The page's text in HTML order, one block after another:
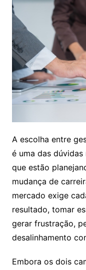
A escolha entre
é uma das
que estão
mudança de
mercado exige
resultado, tomar
gerar frustração,
desalinhamento
Embora os dois